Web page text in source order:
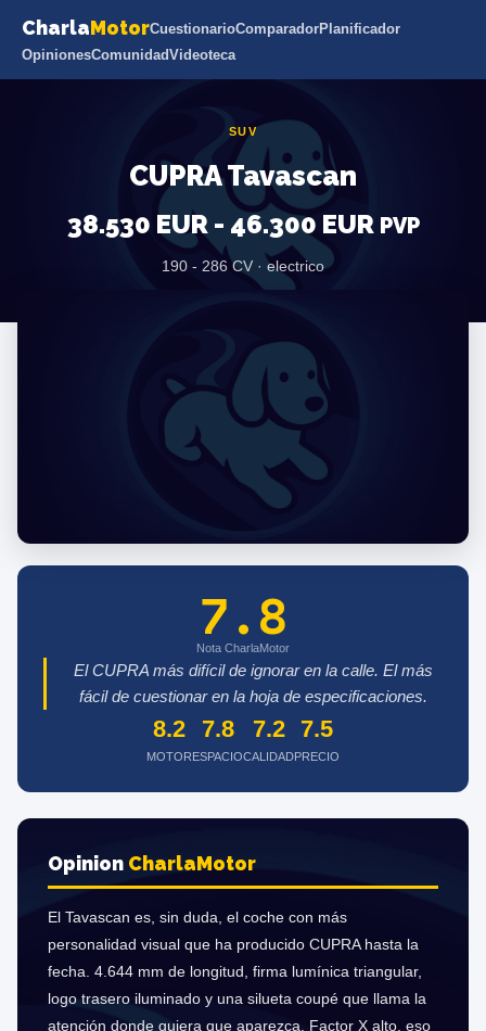
CharlaMotorCuestionarioComparadorPlanificador
OpinionesComunidadVideoteca
SUV
CUPRA Tavascan
38.530 EUR - 46.300 EUR PVP
190 - 286 CV · electrico
7.8
Nota CharlaMotor
El CUPRA más difícil de ignorar en la calle. El más
fácil de cuestionar en la hoja de especificaciones.
8.2
MOTOR
7.8
ESPACIO
7.2
CALIDAD
7.5
PRECIO
Opinion CharlaMotor
El Tavascan es, sin duda, el coche con más
personalidad visual que ha producido CUPRA hasta la
fecha. 4.644 mm de longitud, firma lumínica triangular,
logo trasero iluminado y una silueta coupé que llama la
atención donde quiera que aparezca. Factor X alto, eso